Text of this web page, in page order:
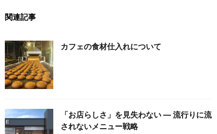
関連記事
カフェの食材仕入れについて
「お店らしさ」を見失わない ― 流行りに流
されないメニュー戦略